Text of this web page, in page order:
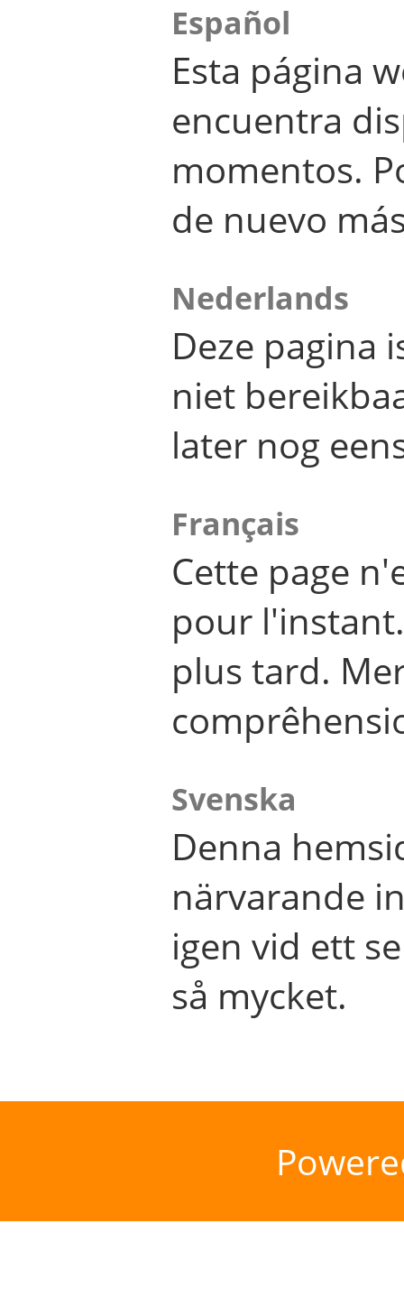
Español
Esta página
encuentra
momentos.
de nuevo
Nederlands
Deze pagina
niet
later nog
Français
Cette page
pour
plus tard.
Svenska
Denna
närvarande
igen vid ett
så mycket.